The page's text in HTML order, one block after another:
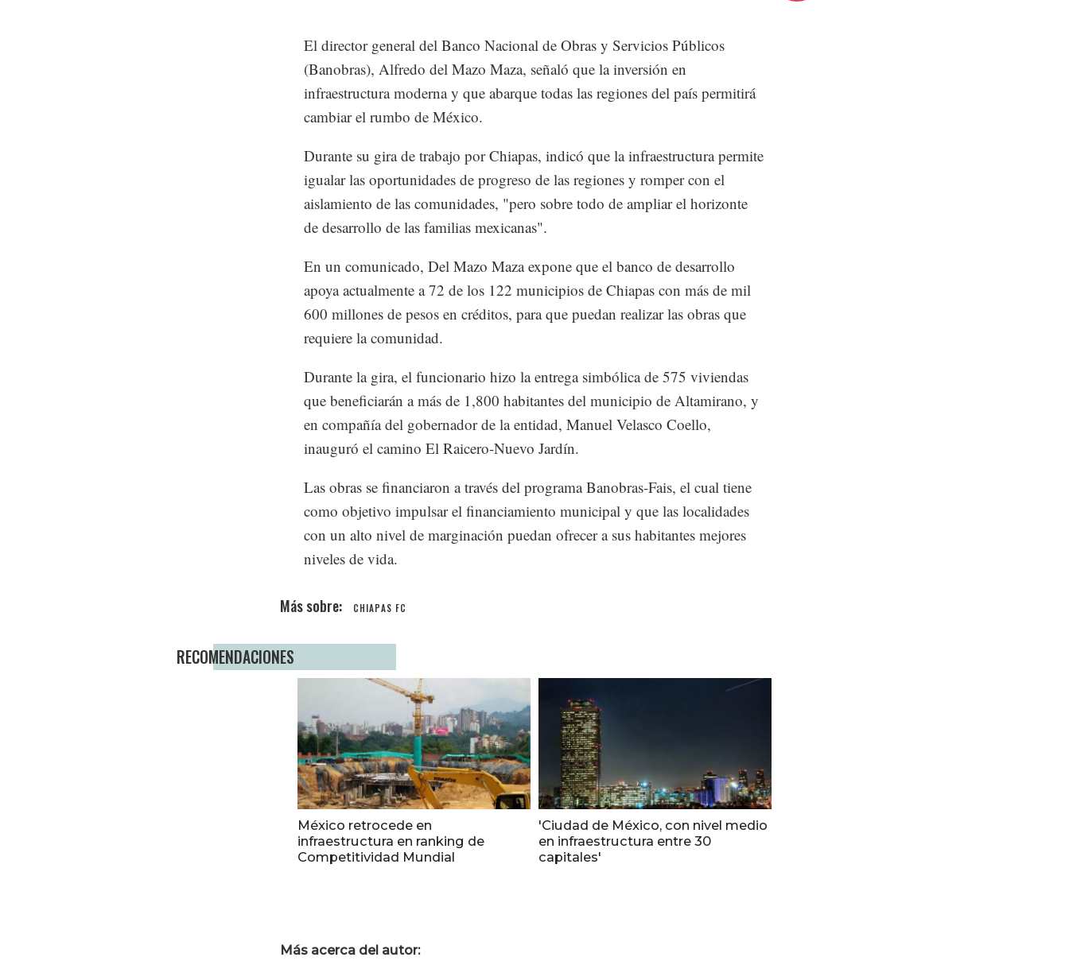
El director general del Banco Nacional de Obras y Servicios Públicos
(Banobras), Alfredo del Mazo Maza, señaló que la inversión en
infraestructura moderna y que abarque todas las regiones del país permitirá
cambiar el rumbo de México.
Durante su gira de trabajo por Chiapas, indicó que la infraestructura permite
igualar las oportunidades de progreso de las regiones y romper con el
aislamiento de las comunidades, "pero sobre todo de ampliar el horizonte
de desarrollo de las familias mexicanas".
En un comunicado, Del Mazo Maza expone que el banco de desarrollo
apoya actualmente a 72 de los 122 municipios de Chiapas con más de mil
600 millones de pesos en créditos, para que puedan realizar las obras que
requiere la comunidad.
Durante la gira, el funcionario hizo la entrega simbólica de 575 viviendas
que beneficiarán a más de 1,800 habitantes del municipio de Altamirano, y
en compañía del gobernador de la entidad, Manuel Velasco Coello,
inauguró el camino El Raicero-Nuevo Jardín.
Las obras se financiaron a través del programa Banobras-Fais, el cual tiene
como objetivo impulsar el financiamiento municipal y que las localidades
con un alto nivel de marginación puedan ofrecer a sus habitantes mejores
niveles de vida.
CHIAPAS FC
RECOMENDACIONES
México retrocede en
infraestructura en ranking de
Competitividad Mundial
'Ciudad de México, con nivel medio
en infraestructura entre 30
capitales'
Más acerca del autor: